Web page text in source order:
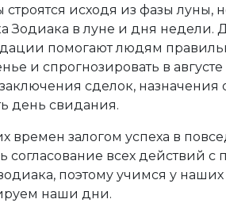
строятся исходя из фазы луны,
Зодиака в луне и дня недели.
помогают людям
и спрогнозировать в
сделок,
день свидания.
времен залогом успеха в
согласование всех действий
поэтому учимся у
наши дни.